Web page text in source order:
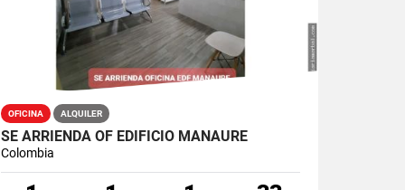
OFICINA ALQUILER
SE ARRIENDA OF EDIFICIO MANAURE
Colombia